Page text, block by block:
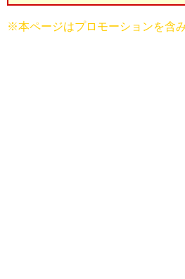
※本ページはプロモーションを含み